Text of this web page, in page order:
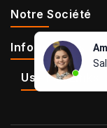
Notre Société
Informations De
Use Full Links